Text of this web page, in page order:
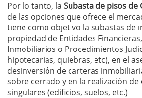
Por lo tanto, la Subasta de pisos de
de las opciones que ofrece el
tiene como objetivo la subastas de
propiedad de Entidades
Inmobiliarios o Procedimientos
hipotecarias, quiebras, etc), en el
desinversión de carteras
sobre cerrado y en la realización de
singulares (edificios, suelos, etc.)